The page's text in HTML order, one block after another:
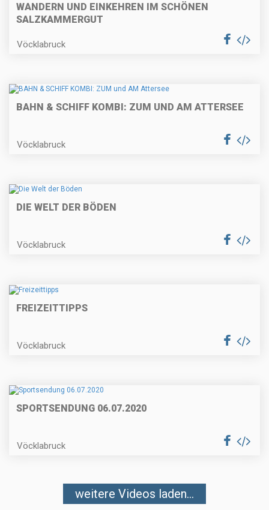
WANDERN UND EINKEHREN IM SCHÖNEN
SALZKAMMERGUT
Vöcklabruck
BAHN & SCHIFF KOMBI: ZUM UND AM ATTERSEE
Vöcklabruck
DIE WELT DER BÖDEN
Vöcklabruck
FREIZEITTIPPS
Vöcklabruck
SPORTSENDUNG 06.07.2020
Vöcklabruck
weitere Videos laden...